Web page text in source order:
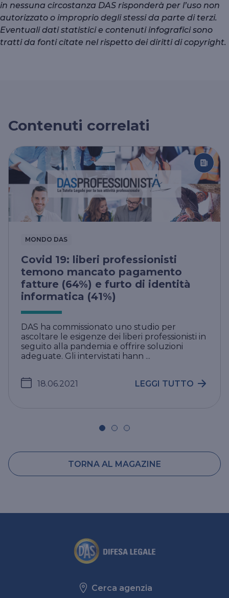
in nessuna circostanza DAS risponderà per l’uso non
autorizzato o improprio degli stessi da parte di terzi.
Eventuali dati statistici e contenuti infografici sono
tratti da fonti citate nel rispetto dei diritti di copyright.
Contenuti correlati
MONDO DAS
Covid 19: liberi professionisti
temono mancato pagamento
fatture (64%) e furto di identità
informatica (41%)
DAS ha commissionato uno studio per
ascoltare le esigenze dei liberi professionisti in
seguito alla pandemia e offrire soluzioni
adeguate. Gli intervistati hann ...
18.06.2021 LEGGI TUTTO
TORNA AL MAGAZINE
Cerca agenzia